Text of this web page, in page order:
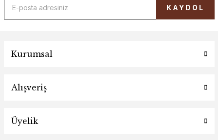
KAYDOL
Kurumsal
Alışveriş
Üyelik